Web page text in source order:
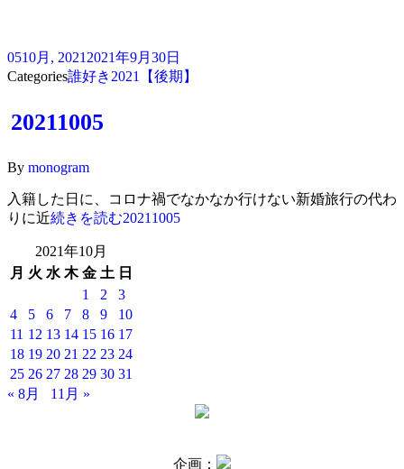
0510月, 2021 2021年9月30日
Categories誰好き2021【後期】
20211005
By monogram
入籍した日に、コロナ禍でなかなか行けない新婚旅行の代わ
りに近続きを読む20211005
2021年10月
月 火 水 木 金 土 日
1
2
3
4
5 6 7 8 9
10
11 12 13 14 15 16 17
18 19 20 21 22 23 24
25 26 27 28 29 30 31
« 8月
11月 »
企画：